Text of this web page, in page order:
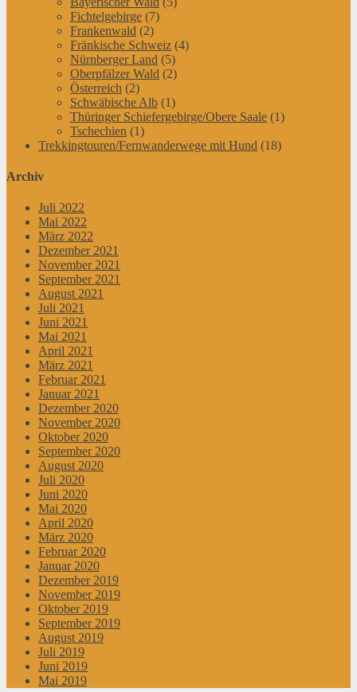
Fichtelgebirge (7)
Frankenwald (2)
Fränkische Schweiz (4)
Nürnberger Land (5)
Oberpfälzer Wald (2)
Österreich (2)
Schwäbische Alb (1)
Thüringer Schiefergebirge/Obere Saale (1)
Tschechien (1)
Trekkingtouren/Fernwanderwege mit Hund (18)
Archiv
Juli 2022
Mai 2022
März 2022
Dezember 2021
November 2021
September 2021
August 2021
Juli 2021
Juni 2021
Mai 2021
April 2021
März 2021
Februar 2021
Januar 2021
Dezember 2020
November 2020
Oktober 2020
September 2020
August 2020
Juli 2020
Juni 2020
Mai 2020
April 2020
März 2020
Februar 2020
Januar 2020
Dezember 2019
November 2019
Oktober 2019
September 2019
August 2019
Juli 2019
Juni 2019
Mai 2019